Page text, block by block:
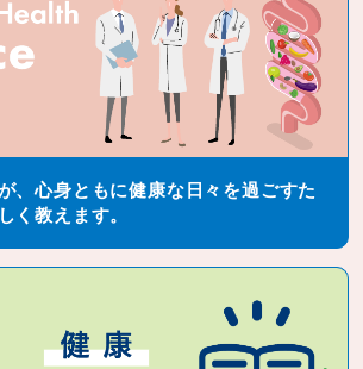
、心身ともに健康な日々を過ごすた
く教えます。